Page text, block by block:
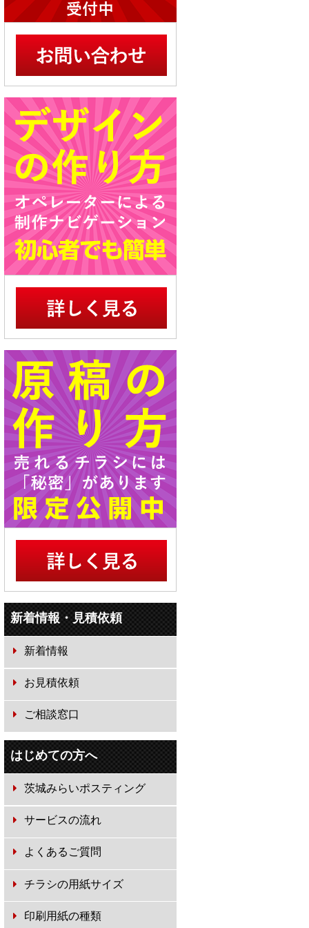
新着情報・見積依頼
新着情報
お見積依頼
ご相談窓口
はじめての方へ
茨城みらいポスティング
サービスの流れ
よくあるご質問
チラシの用紙サイズ
印刷用紙の種類